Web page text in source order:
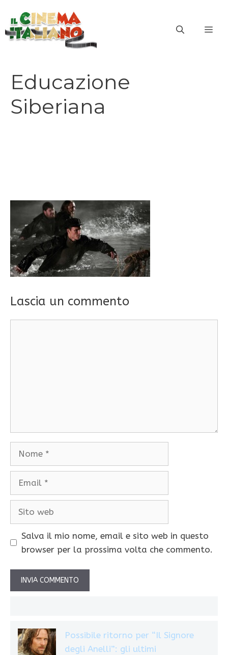
contenuto
Educazione
Siberiana
Lascia un commento
Salva il mio nome, email e sito web in questo
browser per la prossima volta che commento.
Possibile ritorno per “Il Signore
degli Anelli”: gli ultimi